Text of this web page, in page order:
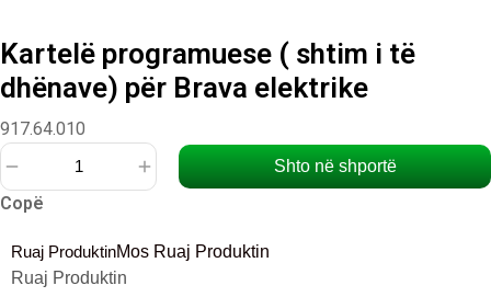
Kartelë programuese ( shtim i të
dhënave) për Brava elektrike
917.64.010
Kartelë
shtim
Shto në shportë
Copë
Ruaj ProduktinMos Ruaj Produktin
Ruaj Produktin